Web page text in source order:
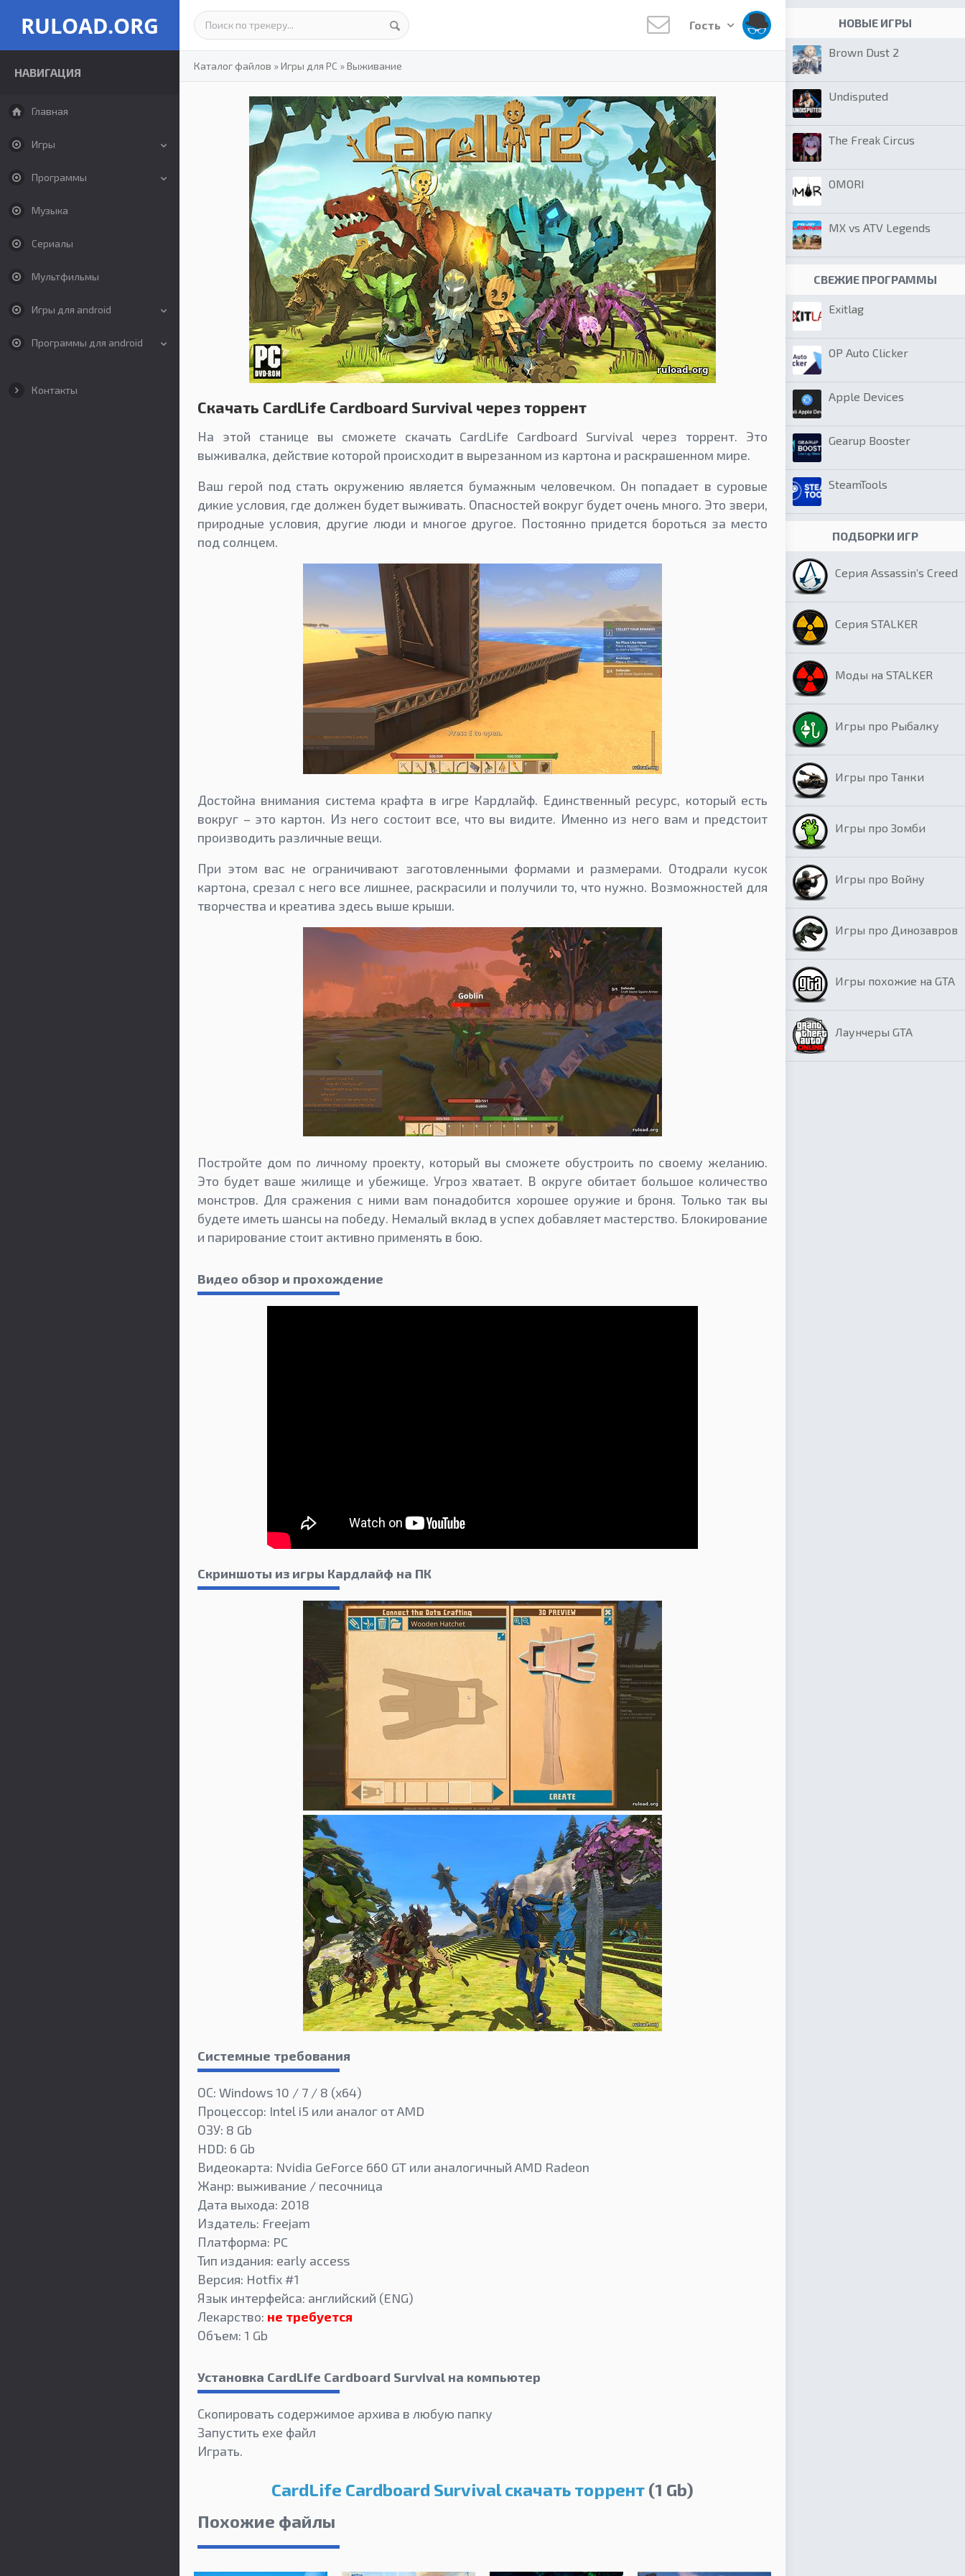
RULOAD.ORG
НАВИГАЦИЯ
Главная
Игры
Программы
Музыка
Сериалы
Мультфильмы
Игры для android
Программы для android
Контакты
Гость
Каталог файлов »Игры для PC »Выживание
Скачать CardLife Cardboard Survival через торрент
На этой станице вы сможете скачать CardLife Cardboard Survival через торрент. Это
выживалка, действие которой происходит в вырезанном из картона и раскрашенном мире.
Ваш герой под стать окружению является бумажным человечком. Он попадает в суровые
дикие условия, где должен будет выживать. Опасностей вокруг будет очень много. Это звери,
природные условия, другие люди и многое другое. Постоянно придется бороться за место
под солнцем.
Достойна внимания система крафта в игре Кардлайф. Единственный ресурс, который есть
вокруг – это картон. Из него состоит все, что вы видите. Именно из него вам и предстоит
производить различные вещи.
При этом вас не ограничивают заготовленными формами и размерами. Отодрали кусок
картона, срезал с него все лишнее, раскрасили и получили то, что нужно. Возможностей для
творчества и креатива здесь выше крыши.
Постройте дом по личному проекту, который вы сможете обустроить по своему желанию.
Это будет ваше жилище и убежище. Угроз хватает. В округе обитает большое количество
монстров. Для сражения с ними вам понадобится хорошее оружие и броня. Только так вы
будете иметь шансы на победу. Немалый вклад в успех добавляет мастерство. Блокирование
и парирование стоит активно применять в бою.
Видео обзор и прохождение
Скриншоты из игры Кардлайф на ПК
Системные требования
ОС: Windows 10 / 7 / 8 (x64)
Процессор: Intel i5 или аналог от AMD
ОЗУ: 8 Gb
HDD: 6 Gb
Видеокарта: Nvidia GeForce 660 GT или аналогичный AMD Radeon
Жанр: выживание / песочница
Дата выхода: 2018
Издатель: Freejam
Платформа: PC
Тип издания: early access
Версия: Hotfix #1
Язык интерфейса: английский (ENG)
Лекарство: не требуется
Объем: 1 Gb
Установка CardLife Cardboard Survival на компьютер
Скопировать содержимое архива в любую папку
Запустить exe файл
Играть.
CardLife Cardboard Survival скачать торрент (1 Gb)
Похожие файлы
НОВЫЕ ИГРЫ
Brown Dust 2
Undisputed
The Freak Circus
OMORI
MX vs ATV Legends
СВЕЖИЕ ПРОГРАММЫ
Exitlag
OP Auto Clicker
Apple Devices
Gearup Booster
SteamTools
ПОДБОРКИ ИГР
Серия Assassin’s Creed
Серия STALKER
Моды на STALKER
Игры про Рыбалку
Игры про Танки
Игры про Зомби
Игры про Войну
Игры про Динозавров
Игры похожие на GTA
Лаунчеры GTA